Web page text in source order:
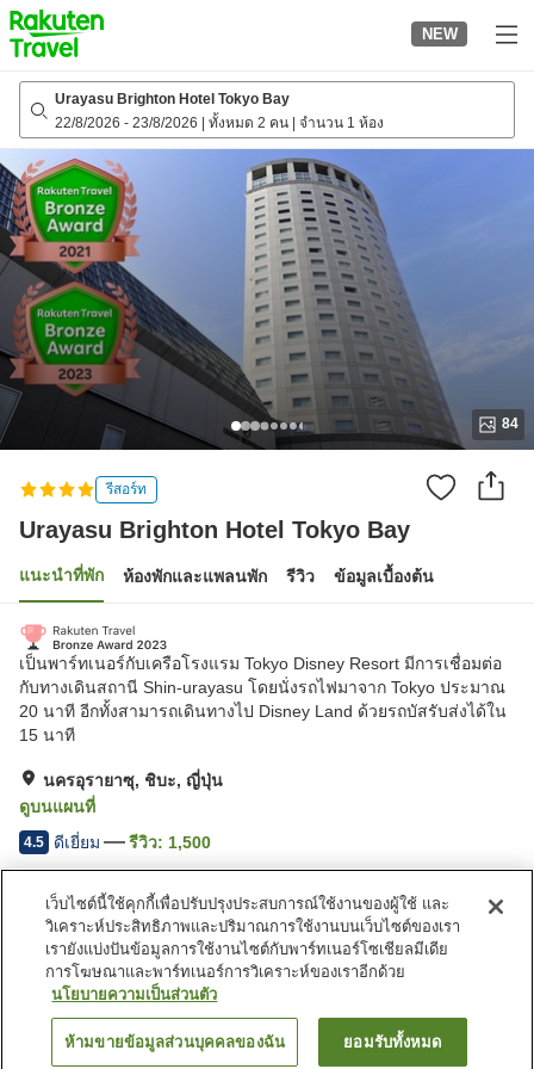
to
top
page
NEW
Urayasu Brighton Hotel Tokyo Bay
22/8/2026 - 23/8/2026 ทั้งหมด 2 คน จำนวน 1 ห้อง
84
รีสอร์ท
Urayasu Brighton Hotel Tokyo Bay
แนะนำที่พัก ห้องพักและแพลนพัก รีวิว ข้อมูลเบื้องต้น
เป็นพาร์ทเนอร์กับเครือโรงแรม Tokyo Disney Resort มีการเชื่อมต่อ
กับทางเดินสถานี Shin-urayasu โดยนั่งรถไฟมาจาก Tokyo ประมาณ
20 นาที อีกทั้งสามารถเดินทางไป Disney Land ด้วยรถบัสรับส่งได้ใน
15 นาที
นครอุรายาซุ, ชิบะ, ญี่ปุ่น
ดูบนแผนที่
4.5 ดีเยี่ยม รีวิว: 1,500
สิ่งอำนวยความสะดวกในที่พัก
ที่จอดรถ
สปา/บิวตี้ซาลอน
ร้านอาหาร
เลานจ์
หน้าแรก ญี่ปุ่น ชิบะ
นครอุรายาซุ
Urayasu Brighton Hotel Tokyo Bayค้นหาห้องพัก
เว็บไซต์นี้ใช้คุกกี้เพื่อปรับปรุงประสบการณ์ใช้งานของผู้ใช้ และ
วิเคราะห์ประสิทธิภาพและปริมาณการใช้งานบนเว็บไซต์ของเรา
เรายังแบ่งปันข้อมูลการใช้งานไซต์กับพาร์ทเนอร์โซเชียลมีเดีย
การโฆษณาและพาร์ทเนอร์การวิเคราะห์ของเราอีกด้วย
นโยบายความเป็นส่วนตัว
ห้ามขายข้อมูลส่วนบุคคลของฉัน ยอมรับทั้งหมด